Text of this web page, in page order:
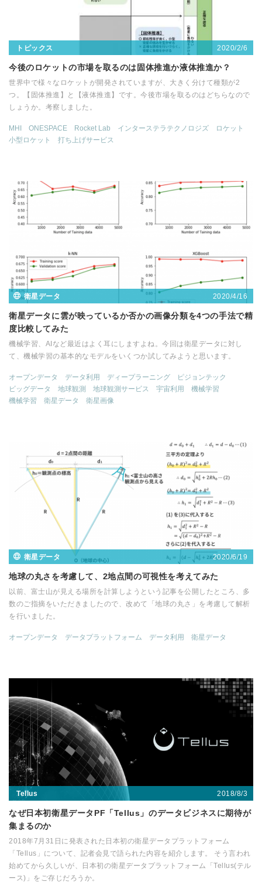
トピックス 2020/2/6
今後のロケットの市場を取るのは固体推進か液体推進か？
世界中で様々なロケットが開発されていますが、大きく分けて種類が2
つ。【固体推進】と【液体推進】です。今後市場を取るのはどちらなので
しょうか。考察しました。
MHI ONESPACE Rocket Lab インターステラテクノロジズ
ロケット
小型ロケット
打ち上げサービス
衛星データ 2020/4/16
衛星データに雲が映っているか否かの画像分類を4つの手法で精
度比較してみた
機械学習、AIなど最近はよく耳にしますよね。今回は衛星データに対し
て、機械学習の基本的なモデルをいくつか試してみようと思います。
オープンデータ データ利用 ディープラーニング
ピジョンテック
ビッグデータ
地球観測 地球観測サービス 宇宙利用
機械学習
機械学習
衛星データ 衛星画像
衛星データ 2020/6/19
地球の丸さを考慮して、2地点間の可視性を考えてみた
以前、富士山が見える場所を計算しようという記事を公開したところ、多
数のご指摘をいただきましたので、改めて「地球の丸さ」を考慮して解析
を行いました。
オープンデータ データプラットフォーム データ利用 衛星データ
Tellus 2018/8/3
なぜ日本初衛星データPF「Tellus」のデータビジネスに期待が
集まるのか
2018年7月31日に発表された日本初の衛星データプラットフォーム
「Tellus」について、記者会見で語られた内容を紹介します。 そう言われ
始めてから久しいが、日本初の衛星データプラットフォーム「Tellus(テル
ース)」をご存じだろうか。